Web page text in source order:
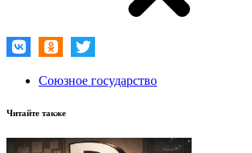
Союзное государство
Читайте также